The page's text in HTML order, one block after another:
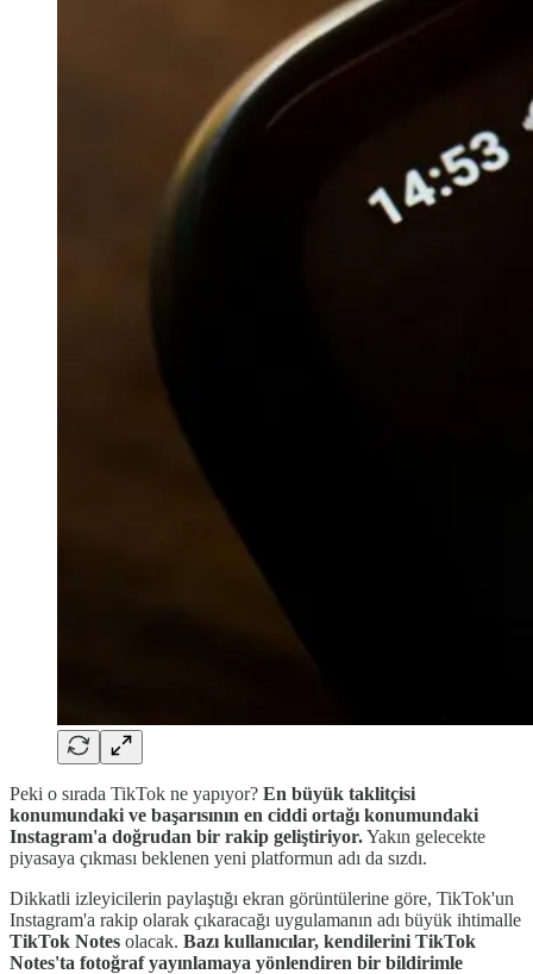
Peki o sırada TikTok ne yapıyor? En büyük taklitçisi
konumundaki ve başarısının en ciddi ortağı konumundaki
Instagram'a doğrudan bir rakip geliştiriyor.Yakın gelecekte
piyasaya çıkması beklenen yeni platformun adı da sızdı.
Dikkatli izleyicilerin paylaştığı ekran görüntülerine göre, TikTok'un
Instagram'a rakip olarak çıkaracağı uygulamanın adı büyük ihtimalle
TikTok Notes olacak. Bazı kullanıcılar, kendilerini TikTok
Notes'ta fotoğraf yayınlamaya yönlendiren bir bildirimle